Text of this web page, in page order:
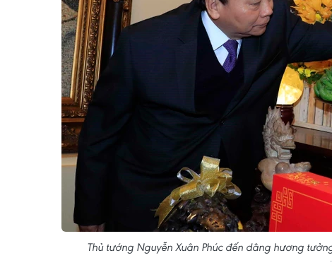
Thủ tướng Nguyễn Xuân Phúc đến dâng hương